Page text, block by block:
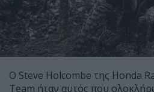
Ο Steve Holcombe της Honda
Team ήταν αυτός που